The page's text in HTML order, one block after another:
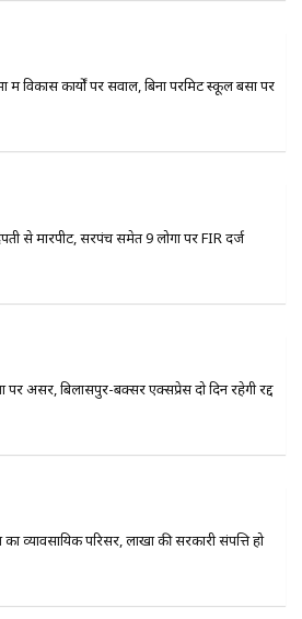
विकास कार्यों पर सवाल, बिना परमिट स्कूल बसों पर
से मारपीट, सरपंच समेत 9 लोगों पर FIR दर्ज
पर असर, बिलासपुर-बक्सर एक्सप्रेस दो दिन रहेगी रद्द
व्यावसायिक परिसर, लाखों की सरकारी संपत्ति हो